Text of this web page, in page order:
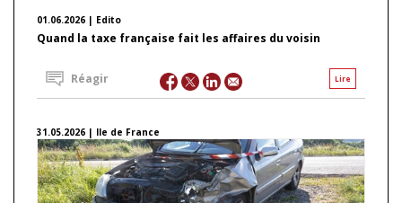
01.06.2026 | Edito
Quand la taxe française fait les affaires du voisin
Lire
Réagir
31.05.2026 | Ile de France